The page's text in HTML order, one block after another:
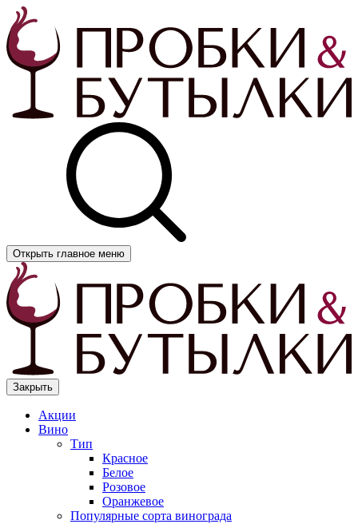
Открыть главное меню
Закрыть
Акции
Вино
Тип
Красное
Белое
Розовое
Оранжевое
Популярные сорта винограда